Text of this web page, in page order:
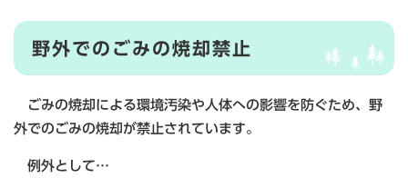
野外でのごみの焼却禁止
ごみの焼却による環境汚染や人体への影響を防ぐため、野
外でのごみの焼却が禁止されています。
例外として…